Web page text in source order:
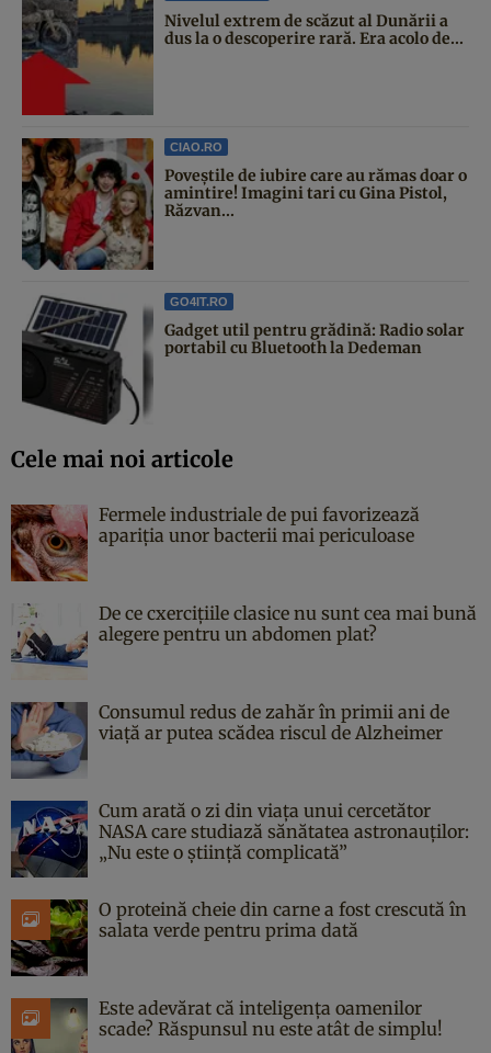
Nivelul extrem de scăzut al Dunării a
dus la o descoperire rară. Era acolo de...
CIAO.RO
Poveştile de iubire care au rămas doar o
amintire! Imagini tari cu Gina Pistol,
Răzvan...
GO4IT.RO
Gadget util pentru grădină: Radio solar
portabil cu Bluetooth la Dedeman
Cele mai noi articole
Fermele industriale de pui favorizează
apariția unor bacterii mai periculoase
De ce cxercițiile clasice nu sunt cea mai bună
alegere pentru un abdomen plat?
Consumul redus de zahăr în primii ani de
viață ar putea scădea riscul de Alzheimer
Cum arată o zi din viața unui cercetător
NASA care studiază sănătatea astronauților:
„Nu este o știință complicată”
O proteină cheie din carne a fost crescută în
salata verde pentru prima dată
Este adevărat că inteligența oamenilor
scade? Răspunsul nu este atât de simplu!